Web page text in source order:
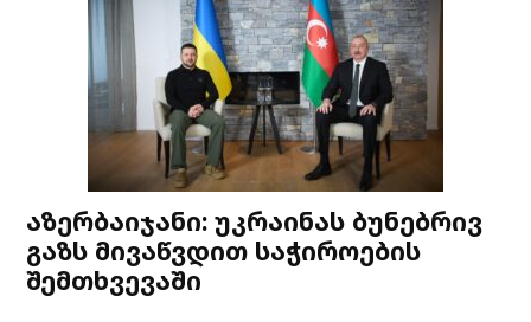
აზერბაიჯანი: უკრაინას ბუნებრივ
გაზს მივაწვდით საჭიროების
შემთხვევაში